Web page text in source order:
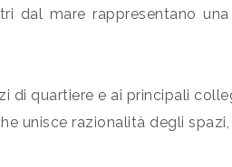
dal mare rappresentano
di quartiere e ai principali
unisce razionalità degli